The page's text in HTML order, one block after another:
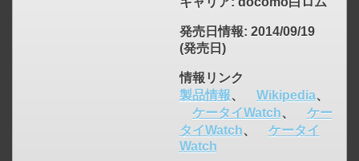
発売日情報: 2014/09/19
(発売日)
情報リンク
製品情報、 Wikipedia、
ケータイWatch、
ケー
タイWatch、
ケータイ
Watch